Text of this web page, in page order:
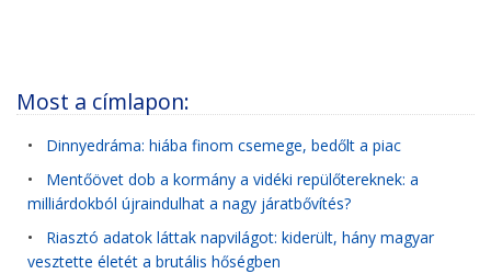
Most a címlapon:
• Dinnyedráma: hiába finom csemege, bedőlt a piac
• Mentőövet dob a kormány a vidéki repülőtereknek: a
milliárdokból újraindulhat a nagy járatbővítés?
• Riasztó adatok láttak napvilágot: kiderült, hány magyar
vesztette életét a brutális hőségben